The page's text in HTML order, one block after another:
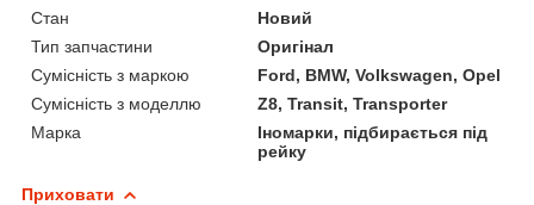
Стан
Новий
Тип запчастини
Оригінал
Сумісність з маркою
Ford, BMW, Volkswagen, Opel
Сумісність з моделлю
Z8, Transit, Transporter
Марка
Іномарки, підбирається під
рейку
Приховати